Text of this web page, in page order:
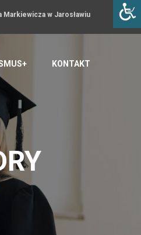
Markiewicza w Jarosławiu
KONTAKT